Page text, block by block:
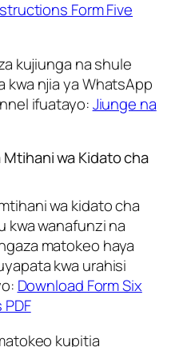
Form Five
kujiunga na shule
kwa njia ya WhatsApp
ifuatayo:Jiunge na
wa Kidato cha
wa kidato cha
kwa wanafunzi na
matokeo haya
kwa urahisi
Download Form Six
kupitia